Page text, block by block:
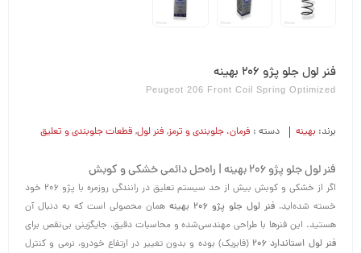
فنر لول جلو پژو 206 بهینه
Peugeot 206 Front Coil Spring Optimized
برند: بهینه دسته : فرمان،‌ جلوبندی و ترمز, فنر لول, قطعات جلوبندی و تعلیق
فنر لول جلو پژو 206 بهینه | راه‌حل دائمی خشکی و کوبش
اگر از خشکی و کوبش بیش از حد سیستم تعلیق در رانندگی روزمره با پژو 206 خود
خسته شده‌اید، فنر لول جلو پژو 206 بهینه
همان محصولی است که به دنبال آن
هستید. این فنرها با طراحی مهندسی‌شده و محاسبات دقیق، جایگزینی بی‌نقص برای
فنر لول استاندارد 206
(فابریک) بوده و بدون تغییر در ارتفاع خودرو، نرمی و کنترل